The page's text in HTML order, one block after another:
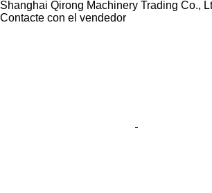
Shanghai Qirong Machinery Trading Co.,
Contacte con el vendedor